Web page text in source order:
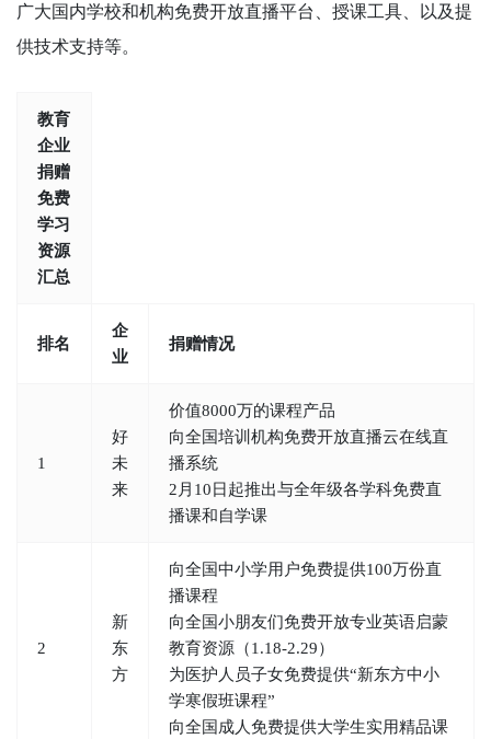
广大国内学校和机构免费开放直播平台、授课工具、以及提
供技术支持等。
教育
企业
捐赠
免费
学习
资源
汇总
排名
企
业
捐赠情况
1
好
未
来
价值8000万的课程产品
向全国培训机构免费开放直播云在线直
播系统
2月10日起推出与全年级各学科免费直
播课和自学课
2
新
东
方
向全国中小学用户免费提供100万份直
播课程
向全国小朋友们免费开放专业英语启蒙
教育资源（1.18-2.29）
为医护人员子女免费提供“新东方中小
学寒假班课程”
向全国成人免费提供大学生实用精品课